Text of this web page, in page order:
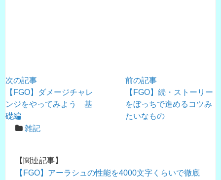
前の記事
【FGO】続・ストーリー
をぼっちで進めるコツみ
たいなもの
次の記事
【FGO】ダメージチャレ
ンジをやってみよう 基
礎編
雑記
【関連記事】
【FGO】アーラシュの性能を4000文字くらいで徹底